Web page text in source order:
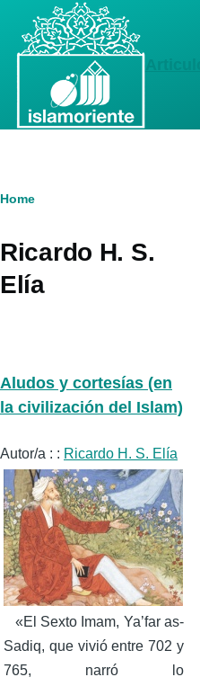
Skip to main content
Breadcrumb
Home
Ricardo H. S.
Elía
Aludos y cortesías (en
la civilización del Islam)
Autor/a : : Ricardo H. S. Elía
«El Sexto Imam, Ya’far as-
Sadiq, que vivió entre 702 y
765, narró lo